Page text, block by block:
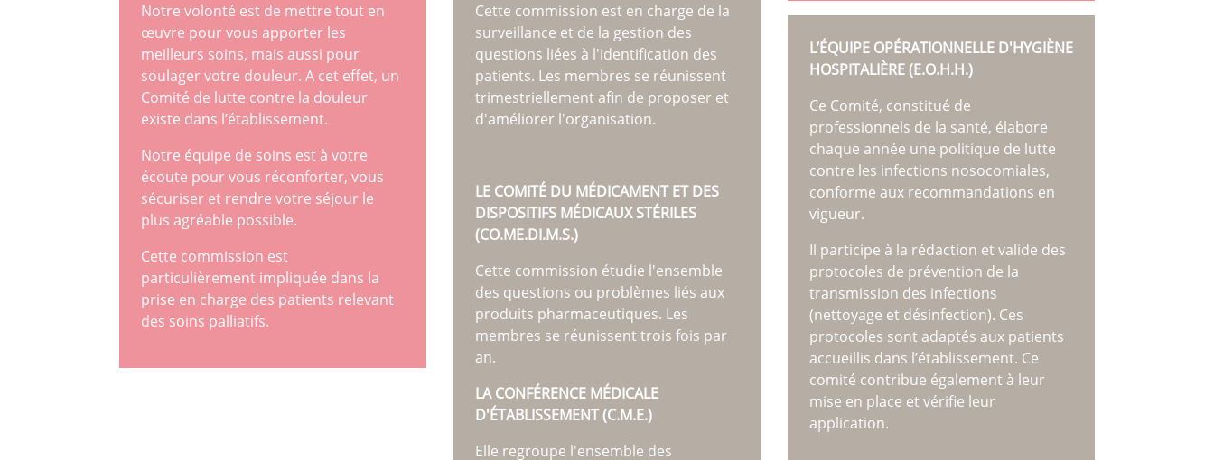
Notre volonté est de mettre tout en
œuvre pour vous apporter les
meilleurs soins, mais aussi pour
soulager votre douleur. A cet effet, un
Comité de lutte contre la douleur
existe dans l’établissement.
Notre équipe de soins est à votre
écoute pour vous réconforter, vous
sécuriser et rendre votre séjour le
plus agréable possible.
Cette commission est
particulièrement impliquée dans la
prise en charge des patients relevant
des soins palliatifs.
Cette commission est en charge de la
surveillance et de la gestion des
questions liées à l'identification des
patients. Les membres se réunissent
trimestriellement afin de proposer et
d'améliorer l'organisation.
LE COMITÉ DU MÉDICAMENT ET DES
DISPOSITIFS MÉDICAUX STÉRILES
(CO.ME.DI.M.S.)
Cette commission étudie l'ensemble
des questions ou problèmes liés aux
produits pharmaceutiques. Les
membres se réunissent trois fois par
an.
LA CONFÉRENCE MÉDICALE
D'ÉTABLISSEMENT (C.M.E.)
Elle regroupe l'ensemble des
L’ÉQUIPE OPÉRATIONNELLE D'HYGIÈNE
HOSPITALIÈRE (E.O.H.H.)
Ce Comité, constitué de
professionnels de la santé, élabore
chaque année une politique de lutte
contre les infections nosocomiales,
conforme aux recommandations en
vigueur.
Il participe à la rédaction et valide des
protocoles de prévention de la
transmission des infections
(nettoyage et désinfection). Ces
protocoles sont adaptés aux patients
accueillis dans l’établissement. Ce
comité contribue également à leur
mise en place et vérifie leur
application.